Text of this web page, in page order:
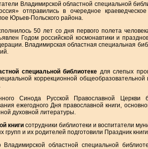
Владимирской областной специальной
отправились в очередное
Юрьев-Польского района.
50 лет со дня первого полета
Годом российской космонавтики и
Владимирская областная специальная
специальной библиотеке для слепых
коррекционной
Синода Русской Православной
ежегодного Дня православной книги,
духовной литературы.
книгисотрудники библиотеки и воспитатели
групп и их родителей подготовили Праздник
областной специальной